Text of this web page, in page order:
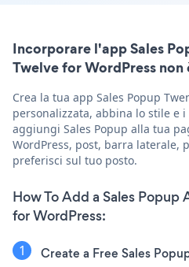
Incorporare l'app Sales
Twelve for WordPress
Crea la tua app Sales Popup
personalizzata, abbina lo stile e
aggiungi Sales Popup alla tua
WordPress, post, barra laterale,
preferisci sul tuo posto.
How To Add a Sales
for WordPress:
Create a Free Sales